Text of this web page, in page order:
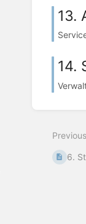
13.
14.
Previous
6.